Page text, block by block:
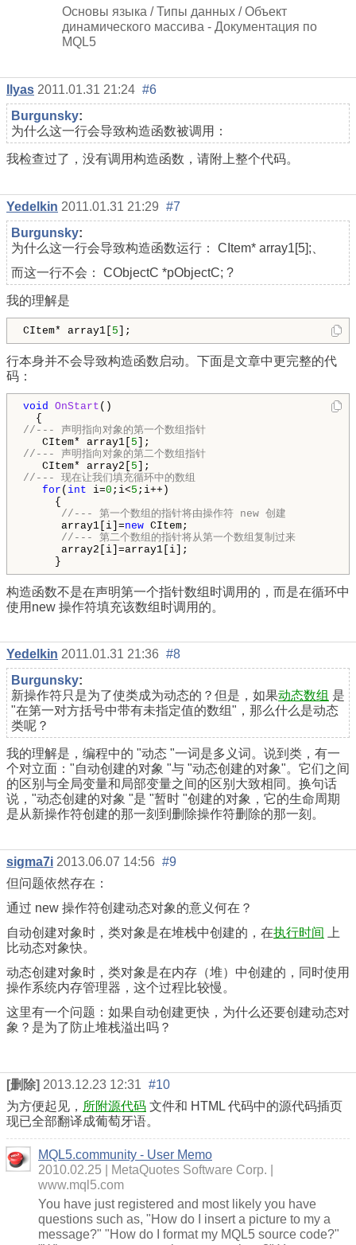
Основы языка / Типы данных / Объект
динамического массива - Документация по
MQL5
Ilyas 2011.01.31 21:24 #6
Burgunsky:
为什么这一行会导致构造函数被调用：
我检查过了，没有调用构造函数，请附上整个代码。
Yedelkin 2011.01.31 21:29 #7
Burgunsky:
为什么这一行会导致构造函数运行： CItem* array1[5];、
而这一行不会： CObjectC *pObjectC; ?
我的理解是
CItem* array1[ 5];
行本身并不会导致构造函数启动。下面是文章中更完整的代
码：
void OnStart ()
//--- 声明指向对象的第一个数组指针
CItem* array1[ 5
//--- 声明指向对象的第二个数组指针
CItem* array2[ 5
//--- 现在让我们填充循环中的数组
for ( int i=0 ;i<5 ;i++)
{
//--- 第一个数组的指针将由操作符 new 创建
array1[i]=new CItem;
//--- 第二个数组的指针将从第一个数组复制过来
array2[i]=array1[i];
构造函数不是在声明第一个指针数组时调用的，而是在循环中
使用 new 操作符填充该数组时调用的。
Yedelkin 2011.01.31 21:36 #8
Burgunsky:
新操作符只是为了使类成为动态的？但是，如果动态数组 是
"在第一对方括号中带有未指定值的数组"，那么什么是动态
类呢？
我的理解是，编程中的 "动态 "一词是多义词。说到类，有一
个对立面："自动创建的对象 "与 "动态创建的对象"。它们之间
的区别与全局变量和局部变量之间的区别大致相同。换句话
说，"动态创建的对象 "是 "暂时 "创建的对象，它的生命周期
是从新操作符创建的那一刻到删除操作符删除的那一刻。
sigma7i 2013.06.07 14:56 #9
但问题依然存在：
通过 new 操作符创建动态对象的意义何在？
自动创建对象时，类对象是在堆栈中创建的，在执行时间
上
比动态对象快。
动态创建对象时，类对象是在内存（堆）中创建的，同时使用
操作系统内存管理器，这个过程比较慢。
这里有一个问题：如果自动创建更快，为什么还要创建动态对
象？是为了防止堆栈溢出吗？
[删除] 2013.12.23 12:31 #10
为方便起见， 所附源代码 文件和 HTML 代码中的源代码插页
现已全部翻译成葡萄牙语。
MQL5.community - User Memo
2010.02.25
MetaQuotes Software Corp.
www.mql5.com
You have just registered and most likely you have
questions such as, "How do I insert a picture to my a
message?" "How do I format my MQL5 source code?"